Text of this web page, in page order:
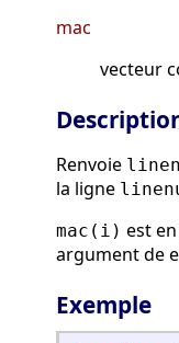
mac
vecteur
Renvoie
la ligne
mac(i) est
argument de
Exemple